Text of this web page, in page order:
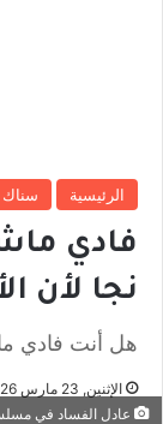
الرئيسية سناك
فادي
نجا لأن
هل أنت فادي
الإثنين, 23 مارس 2026, 10:54 ص
عادل الفساد في